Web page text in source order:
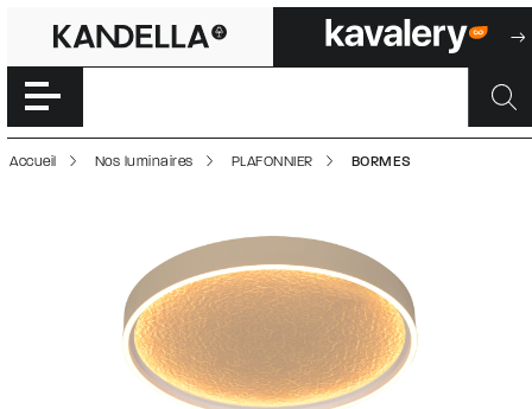
BORMES |
Accéder directement au contenu de la page
Accueil Nos luminaires PLAFONNIER BORMES